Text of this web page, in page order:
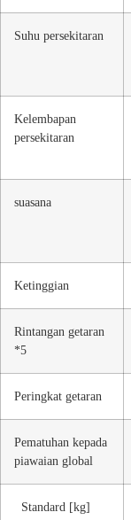
Suhu persekitaran
Kelembapan
persekitaran
suasana
Ketinggian
Rintangan getaran
*5
Peringkat getaran
Pematuhan kepada
piawaian global
Standard [kg]